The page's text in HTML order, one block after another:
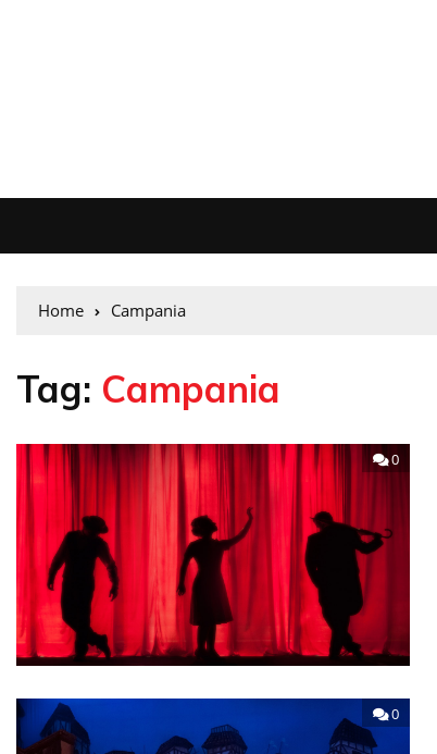
Home Campania
Tag: Campania
0
0